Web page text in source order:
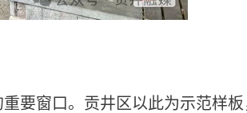
要窗口。贡井区以此为示范样板